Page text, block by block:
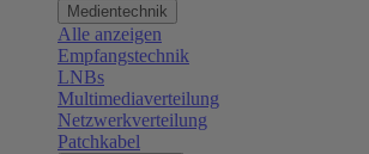
Medientechnik
Alle anzeigen
Empfangstechnik
LNBs
Multimediaverteilung
Netzwerkverteilung
Patchkabel